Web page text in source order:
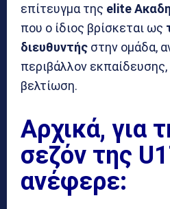
επίτευγμα της elite
που ο ίδιος βρίσκεται ως
διευθυντής στην ομάδα,
περιβάλλον
βελτίωση.
Αρχικά, για
σεζόν της
ανέφερε: